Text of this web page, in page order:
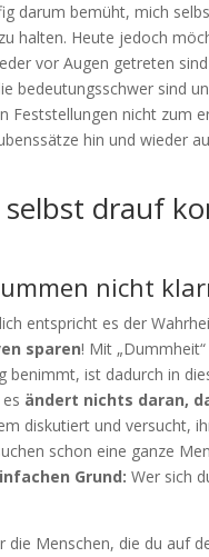
darum bemüht, mich
halten. Heute jedoch
vor Augen getreten
bedeutungsschwer sind
Feststellungen nicht
hin und wieder
drauf
nicht
entspricht es der
sparen! Mit
benimmt, ist dadurch in
ändert nichts daran,
diskutiert und versucht,
schon eine ganze
Grund: Wer sich
Menschen, die du auf